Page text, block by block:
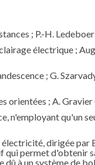
; P.-H. Ledeboer
électrique ;
; G.
orientées ; A. Gravier
n'employant qu'un
électricité, dirigée par
qui permet d'obtenir
à un système de